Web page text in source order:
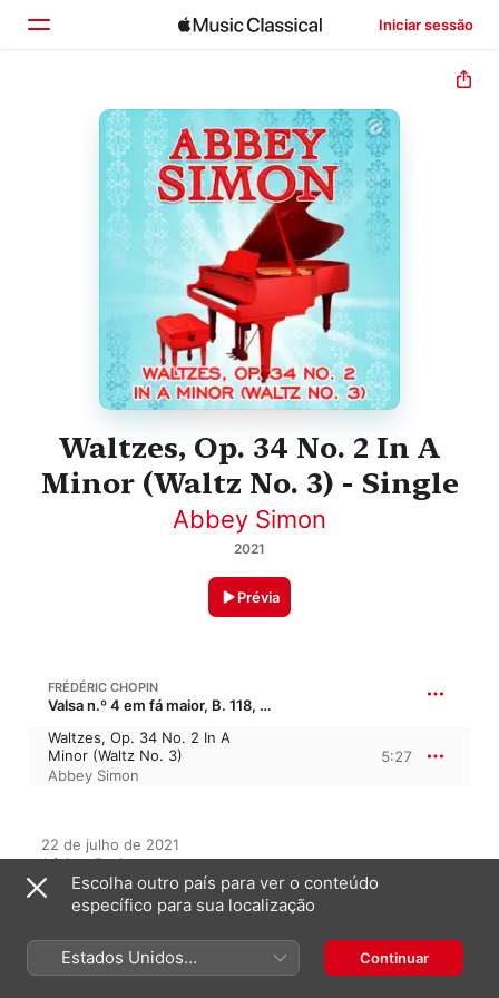
Iniciar sessão
Início
Explorar
Buscar
Waltzes, Op. 34 No. 2 In A
Minor (Waltz No. 3) - Single
Abbey Simon
2021
Prévia
FRÉDÉRIC CHOPIN
Valsa n.º 4 em fá maior, B. 118, Op. 34/3 · “Valsa brilhante”
Waltzes, Op. 34 No. 2 In A
Minor (Waltz No. 3)
Abbey Simon
5:27
22 de julho de 2021
1 faixa, 5 minutos
℗ 2021 Multimusic S. A. de C. V.
Neste álbum
Escolha outro país para ver o conteúdo
específico para sua localização
Estados Unidos
(Português Brasil)
Continuar